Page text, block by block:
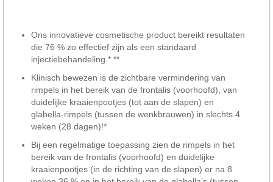
Ons innovatieve cosmetische product bereikt resultaten
die 76 % zo effectief zijn als een standaard
injectiebehandeling.* **
Klinisch bewezen is de zichtbare vermindering van
rimpels in het bereik van de frontalis (voorhoofd), van
duidelijke kraaienpootjes (tot aan de slapen) en
glabella-rimpels (tussen de wenkbrauwen) in slechts 4
weken (28 dagen)!*
Bij een regelmatige toepassing zien de rimpels in het
bereik van de frontalis (voorhoofd) en duidelijke
kraaienpootjes (in de richting van de slapen) er na 8